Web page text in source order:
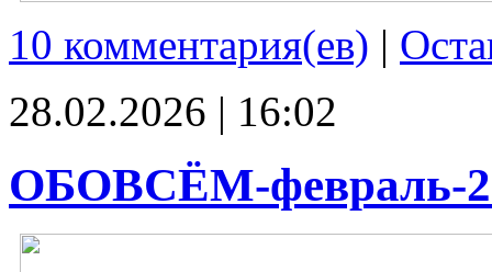
10 комментария(ев) |
28.02.2026 | 16:02
ОБОВСЁМ-февраль-